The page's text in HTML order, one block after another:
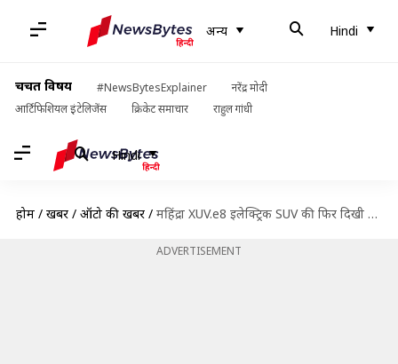
अन्य Hindi
चर्चित विषय #NewsBytesExplainer
नरेंद्र मोदी
आर्टिफिशियल इंटेलिजेंस
क्रिकेट समाचार राहुल गांधी
Hindi
होम / खबरें / ऑटो की खबरें / महिंद्रा XUV.e8 इलेक्ट्रिक SUV की फिर दिखी झलक, सामने आई नई जानकारी
ADVERTISEMENT